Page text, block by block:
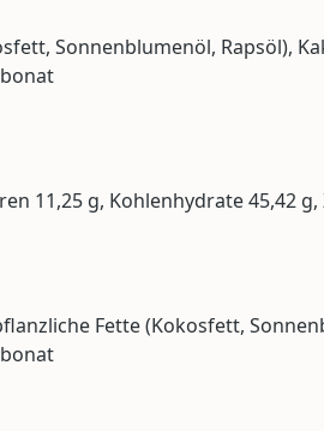
Sonnenblumenöl, Rapsöl),
11,25 g, Kohlenhydrate 45,42 g,
Fette (Kokosfett,